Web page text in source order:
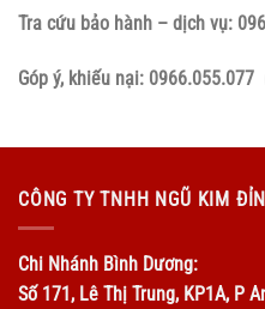
Tra cứu bảo hành – dịch vụ:
Góp ý, khiếu nại: 0966.055.077
CÔNG TY TNHH NGŨ KIM
Chi Nhánh Bình Dương:
Số 171, Lê Thị Trung, KP1A, P